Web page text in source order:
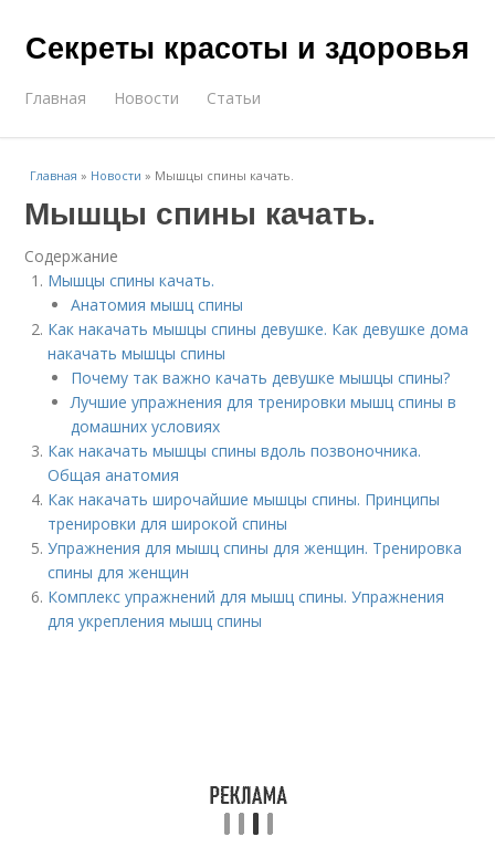
Секреты красоты и здоровья
Главная Новости Статьи
Главная » Новости » Мышцы спины качать.
Мышцы спины качать.
Содержание
Мышцы спины качать.
Анатомия мышц спины
Как накачать мышцы спины девушке. Как девушке дома
накачать мышцы спины
Почему так важно качать девушке мышцы спины?
Лучшие упражнения для тренировки мышц спины в
домашних условиях
Как накачать мышцы спины вдоль позвоночника.
Общая анатомия
Как накачать широчайшие мышцы спины. Принципы
тренировки для широкой спины
Упражнения для мышц спины для женщин. Тренировка
спины для женщин
Комплекс упражнений для мышц спины. Упражнения
для укрепления мышц спины